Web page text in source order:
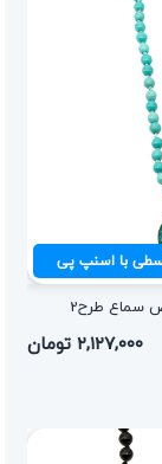
با اسنپ پی
سماع طرح2
۲,۱۲۷,۰۰۰ تومان